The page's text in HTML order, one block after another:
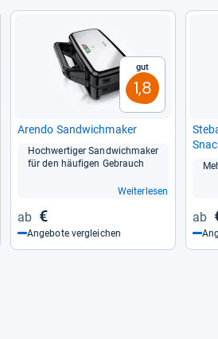
Gut
1,8
Arendo Sand­wich­ma­ker
Hoch­wer­ti­ger Sand­wich­ma­ker
für den häu­fi­gen Gebrauch
Weiterlesen
€
Angebote vergleichen